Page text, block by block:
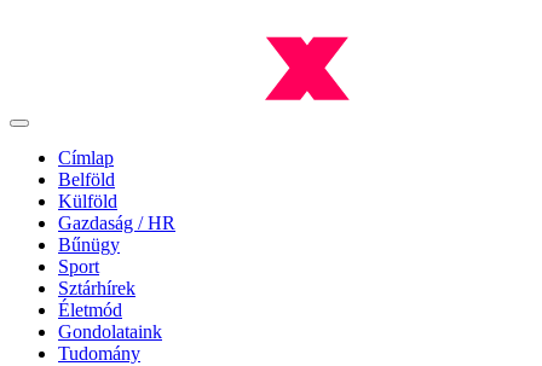
Címlap
Belföld
Külföld
Gazdaság / HR
Bűnügy
Sport
Sztárhírek
Életmód
Gondolataink
Tudomány